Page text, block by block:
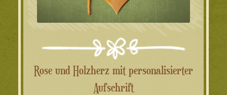
Rose und Holzherz mit personalisierter
Aufschrift